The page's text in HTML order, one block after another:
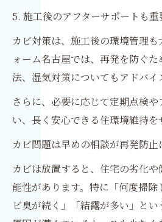
5. 施工後のアフターサポートも重
カビ対策は、施工後の環境管理
ォーム名古屋では、再発を防ぐ
法、湿気対策についてもアドバイ
さらに、必要に応じて定期点検
い、長く安心できる住環境維持を
カビ問題は早めの相談が再発防止
カビは放置すると、住宅の劣化
能性があります。特に「何度掃
ビ臭が続く」「結露が多い」とい